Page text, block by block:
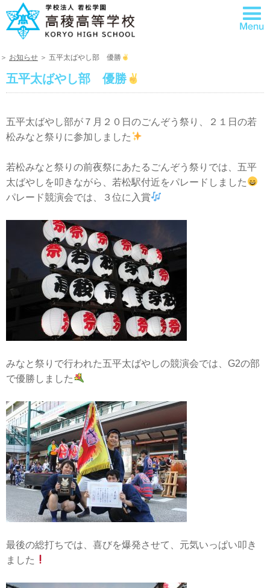
＞ お知らせ ＞ 五平太ばやし部 優勝
五平太ばやし部 優勝
五平太ばやし部が７月２０日のごんぞう祭り、２１日の若
松みなと祭りに参加しました
若松みなと祭りの前夜祭にあたるごんぞう祭りでは、五平
太ばやしを叩きながら、若松駅付近をパレードしました
パレード競演会では、３位に入賞
みなと祭りで行われた五平太ばやしの競演会では、G2の部
で優勝しました
最後の総打ちでは、喜びを爆発させて、元気いっぱい叩き
ました